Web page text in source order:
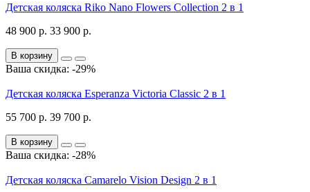
Детская коляска Riko Nano Flowers Collection 2 в 1
48 900 р. 33 900 р.
В корзину
Ваша скидка: -29%
Детская коляска Esperanza Victoria Classic 2 в 1
55 700 р. 39 700 р.
В корзину
Ваша скидка: -28%
Детская коляска Camarelo Vision Design 2 в 1